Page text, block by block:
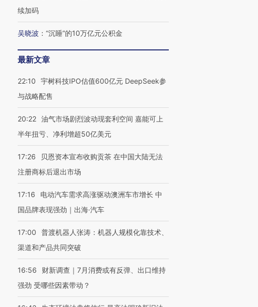
续加码
吴晓波 ： “沉睡”的10万亿元公积金
最新文章
22:10
宇树科技IPO估值600亿元 DeepSeek参
与战略配售
20:22 油气市场剧烈波动现套利空间 嘉能可上
半年扭亏、净利增超50亿美元
17:26
贝恩资本宣布收购贡茶 在中国大陆无法
注册商标后退出市场
17:16
电动汽车需求高涨驱动澳洲车市增长 中
国品牌表现强劲｜出海·汽车
17:00
普渡机器人张涛：机器人规模化靠技术、
渠道和产品共同突破
16:56
财新调查｜7月消费或有反弹、出口维持
强劲 受哪些因素带动？